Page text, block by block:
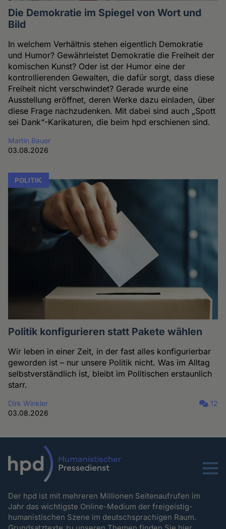
Die Demokratie im Spiegel von Wort und
Bild
In welchem Verhältnis stehen eigentlich Demokratie
und Humor? Gewährleistet Demokratie die Freiheit der
komischen Kunst? Oder ist der Humor eine der
kontrollierenden Gewalten, die dafür sorgt, dass diese
Freiheit nicht verschwindet? Gerade wurde eine
Ausstellung eröffnet, deren Werke dazu einladen, über
diese Frage nachzudenken. Mit dabei sind auch „Spott
sei Dank“-Karikaturen, die beim hpd erschienen sind.
Martin Bauer
03.08.2026
POLITIK
Politik konfigurieren statt Pakete wählen
Wir leben in einer Zeit, in der fast alles konfigurierbar
geworden ist – nur unsere Politik nicht. Was im Alltag
selbstverständlich ist, bleibt im Politischen erstaunlich
starr.
Dirk Winkler
03.08.2026
12
Menu
Der hpd ist mit mehreren Millionen Seitenaufrufen im
Jahr das wichtigste Online-Medium der freigeistig-
humanistischen Szene im deutschsprachigen Raum.